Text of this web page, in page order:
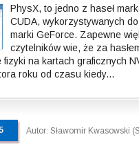
PhysX, to jedno z haseł
CUDA, wykorzystywanych
marki GeForce. Zapewne
czytelników wie, że za
fizyki na kartach graficznych
roku od czasu kiedy...
Autor: Sławomir Kwasowski